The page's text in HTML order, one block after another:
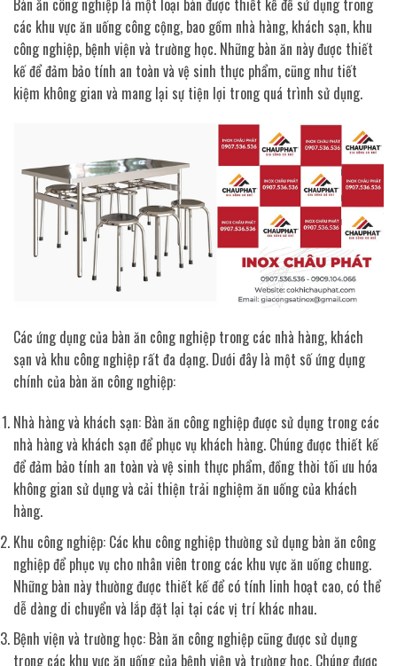
các khu vực ăn uống công cộng, bao gồm nhà hàng, khách sạn, khu
công nghiệp, bệnh viện và trường học. Những bàn ăn này được thiết
kế để đảm bảo tính an toàn và vệ sinh thực phẩm, cũng như tiết
kiệm không gian và mang lại sự tiện lợi trong quá trình sử dụng.
Các ứng dụng của bàn ăn công nghiệp trong các nhà hàng, khách
sạn và khu công nghiệp rất đa dạng. Dưới đây là một số ứng dụng
chính của bàn ăn công nghiệp:
Nhà hàng và khách sạn: Bàn ăn công nghiệp được sử dụng trong các
nhà hàng và khách sạn để phục vụ khách hàng. Chúng được thiết kế
để đảm bảo tính an toàn và vệ sinh thực phẩm, đồng thời tối ưu hóa
không gian sử dụng và cải thiện trải nghiệm ăn uống của khách
hàng.
Khu công nghiệp: Các khu công nghiệp thường sử dụng bàn ăn công
nghiệp để phục vụ cho nhân viên trong các khu vực ăn uống chung.
Những bàn này thường được thiết kế để có tính linh hoạt cao, có thể
dễ dàng di chuyển và lắp đặt lại tại các vị trí khác nhau.
Bệnh viện và trường học: Bàn ăn công nghiệp cũng được sử dụng
trong các khu vực ăn uống của bệnh viện và trường học. Chúng được